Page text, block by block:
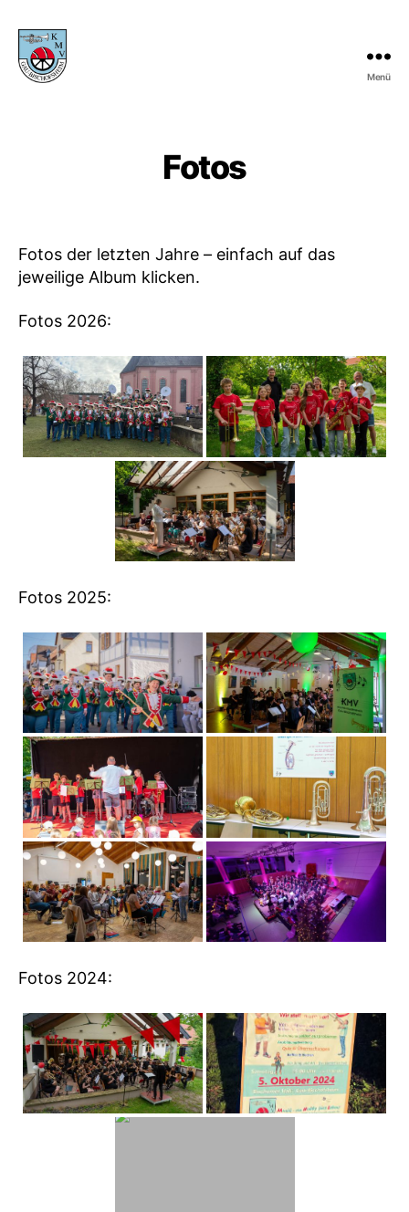
Menü
Fotos
Fotos der letzten Jahre – einfach auf das
jeweilige Album klicken.
Fotos 2026:
Fotos 2025:
Fotos 2024: